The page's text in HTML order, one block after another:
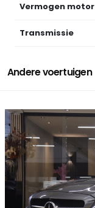
Vermogen motor
Transmissie
Andere voertuigen